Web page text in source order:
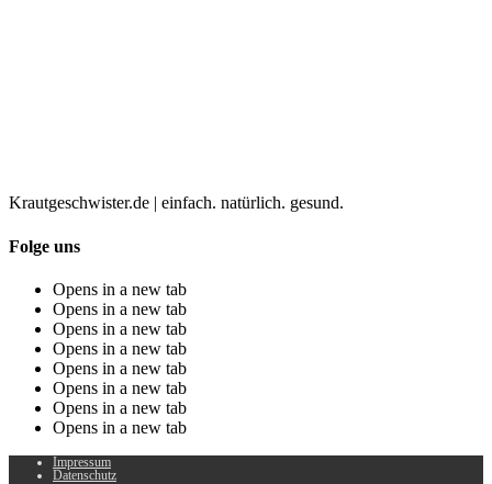
Krautgeschwister.de | einfach. natürlich. gesund.
Folge uns
Opens in a new tab
Opens in a new tab
Opens in a new tab
Opens in a new tab
Opens in a new tab
Opens in a new tab
Opens in a new tab
Opens in a new tab
Impressum
Datenschutz